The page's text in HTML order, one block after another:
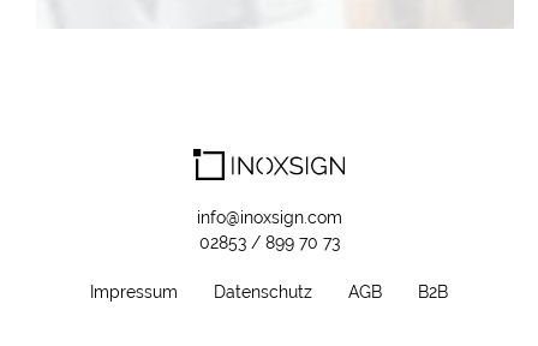
info@inoxsign.com
02853 / 899 70 73
Impressum Datenschutz AGB B2B